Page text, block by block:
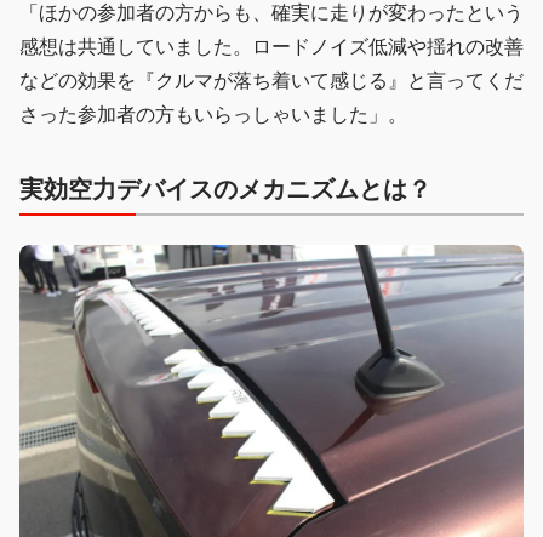
「ほかの参加者の方からも、確実に走りが変わったという
感想は共通していました。ロードノイズ低減や揺れの改善
などの効果を『クルマが落ち着いて感じる』と言ってくだ
さった参加者の方もいらっしゃいました」。
実効空力デバイスのメカニズムとは？